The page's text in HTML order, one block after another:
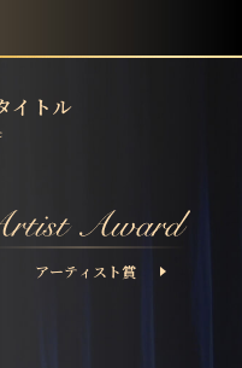
イトル
アーティスト賞